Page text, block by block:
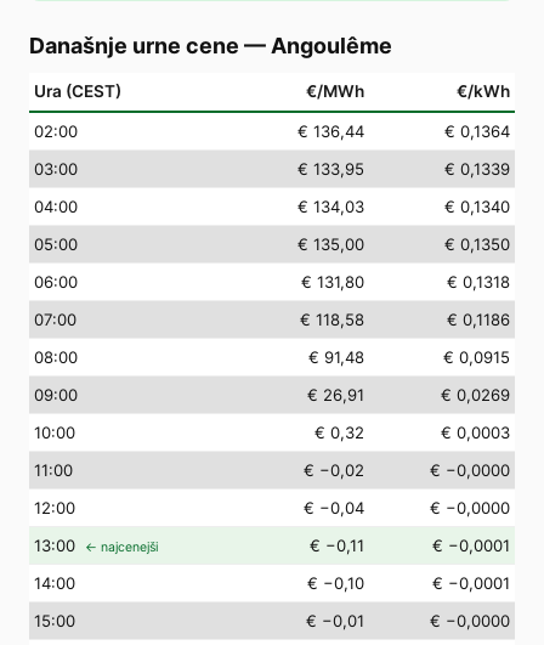
Današnje urne cene — Angoulême
Ura (CEST) €/MWh €/kWh
02:00 € 136,44
€ 0,1364
03:00 € 133,95
€ 0,1339
04:00 € 134,03
€ 0,1340
05:00 € 135,00
€ 0,1350
06:00 € 131,80
€ 0,1318
07:00 € 118,58
€ 0,1186
08:00 € 91,48
€ 0,0915
09:00 € 26,91
€ 0,0269
10:00 € 0,32
€ 0,0003
11:00 € −0,02
€ −0,0000
12:00 € −0,04
€ −0,0000
13:00 ← najcenejši € −0,11
€ −0,0001
14:00 € −0,10
€ −0,0001
15:00 € −0,01
€ −0,0000